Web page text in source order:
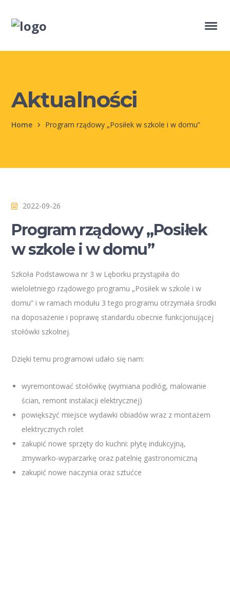
Aktualności
Home Program rządowy „Posiłek w szkole i w domu”
2022-09-26
Program rządowy „Posiłek
w szkole i w domu”
Szkoła Podstawowa nr 3 w Lęborku przystąpiła do
wieloletniego rządowego programu „Posiłek w szkole i w
domu” i w ramach modułu 3 tego programu otrzymała środki
na doposażenie i poprawę standardu obecnie funkcjonującej
stołówki szkolnej.
Dzięki temu programowi udało się nam:
wyremontować stołówkę (wymiana podłóg, malowanie
ścian, remont instalacji elektrycznej)
powiększyć miejsce wydawki obiadów wraz z montażem
elektrycznych rolet
zakupić nowe sprzęty do kuchni: płytę indukcyjną,
zmywarko-wyparzarkę oraz patelnię gastronomiczną
zakupić nowe naczynia oraz sztućce